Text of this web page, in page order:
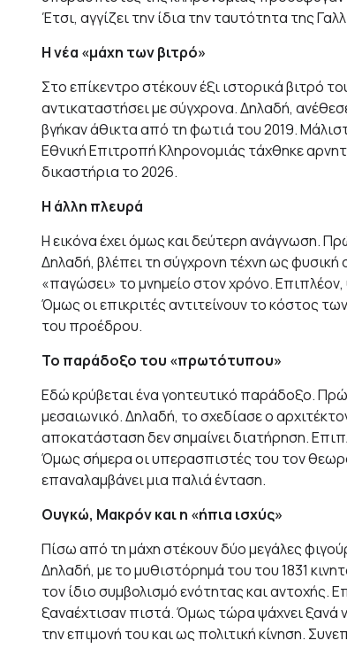
Έτσι, αγγίζει την ίδια την ταυτότητα της
Η νέα «μάχη των βιτρό»
Στο επίκεντρο στέκουν έξι ιστορικά βιτρό
αντικαταστήσει με σύγχρονα. Δηλαδή,
βγήκαν άθικτα από τη φωτιά του 2019.
Εθνική Επιτροπή Κληρονομιάς τάχθηκε
δικαστήρια το 2026.
Η άλλη πλευρά
Η εικόνα έχει όμως και δεύτερη ανάγνωση.
Δηλαδή, βλέπει τη σύγχρονη τέχνη ως
«παγώσει» το μνημείο στον χρόνο. Επιπλέον,
Όμως οι επικριτές αντιτείνουν το κόστος
του προέδρου.
Το παράδοξο του «πρωτότυπου»
Εδώ κρύβεται ένα γοητευτικό παράδοξο.
μεσαιωνικό. Δηλαδή, το σχεδίασε ο
αποκατάσταση δεν σημαίνει διατήρηση.
Όμως σήμερα οι υπερασπιστές του τον
επαναλαμβάνει μια παλιά ένταση.
Ουγκώ, Μακρόν και η «ήπια ισχύς»
Πίσω από τη μάχη στέκουν δύο μεγάλες
Δηλαδή, με το μυθιστόρημά του του 1831
τον ίδιο συμβολισμό ενότητας και αντοχής.
ξαναέχτισαν πιστά. Όμως τώρα ψάχνει ξανά
την επιμονή του και ως πολιτική κίνηση.